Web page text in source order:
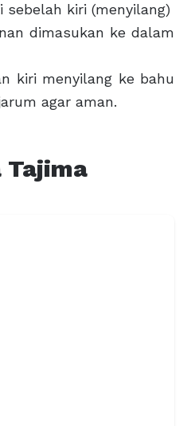
sebelah kiri (menyilang)
dimasukan ke dalam
kiri menyilang ke bahu
agar aman.
Tajima